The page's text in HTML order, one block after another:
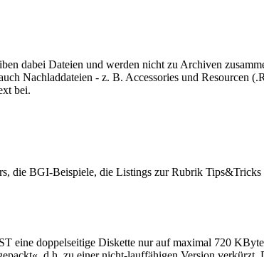
dabei Dateien und werden nicht zu Archiven
Nachladdateien - z. B. Accessories und Resourcen
bei.
die BGI-Beispiele, die Listings zur Rubrik Tips&Tricks
eine doppelseitige Diskette nur auf maximal 720